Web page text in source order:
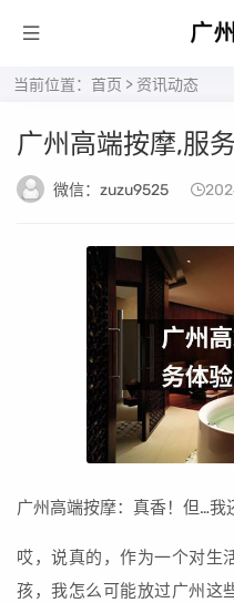
当前位置： 首页 >资讯动态
广州高端按摩,服
微信：zuzu9525
广州高端按摩：真香！但…我
哎，说真的，作为一个对生
孩，我怎么可能放过广州这